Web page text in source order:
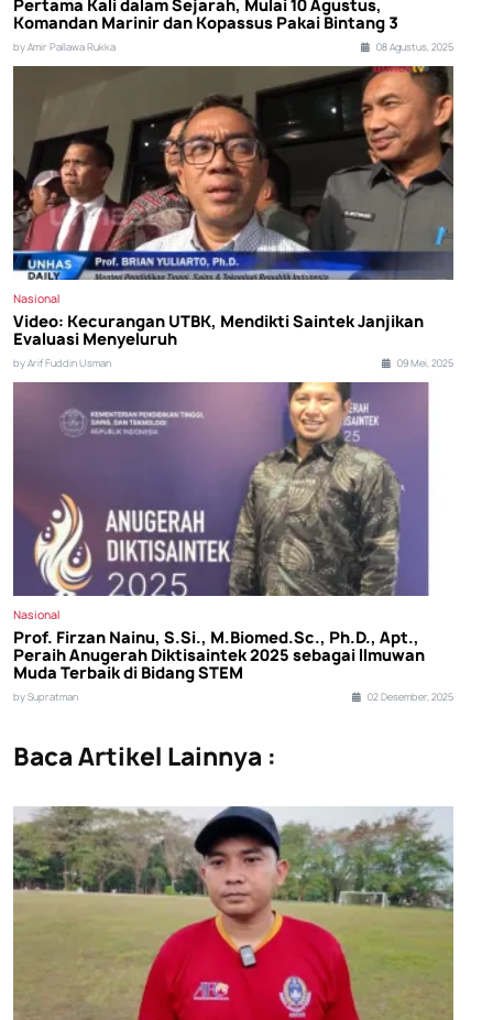
Pertama Kali dalam Sejarah, Mulai 10 Agustus,
Komandan Marinir dan Kopassus Pakai Bintang 3
by Amir Pallawa Rukka 08 Agustus, 2025
Nasional
Video: Kecurangan UTBK, Mendikti Saintek Janjikan
Evaluasi Menyeluruh
by Arif Fuddin Usman 09 Mei, 2025
Nasional
Prof. Firzan Nainu, S.Si., M.Biomed.Sc., Ph.D., Apt.,
Peraih Anugerah Diktisaintek 2025 sebagai Ilmuwan
Muda Terbaik di Bidang STEM
by Supratman 02 Desember, 2025
Baca Artikel Lainnya :